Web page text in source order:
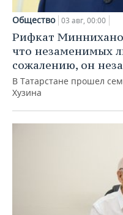
Общество 03 авг, 00:00
Рифкат
что незаменимых
сожалению, он
В Татарстане прошел
Хузина